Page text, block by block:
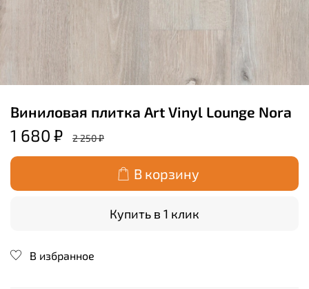
Виниловая плитка Art Vinyl Lounge Nora
1 680 ₽ 2 250 ₽
В корзину
Купить в 1 клик
В избранное